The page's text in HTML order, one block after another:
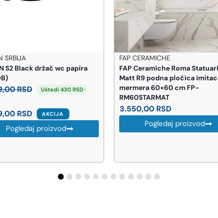
Ceramiche Roma Statuario
R9 podna pločica imitacija
60×60 cm FP-
RSD
Pogledaj proizvod
HUTTERER & LECHNER
HL Grejač komlpet HL609
27.791,00RSD
Pogledaj proizvod